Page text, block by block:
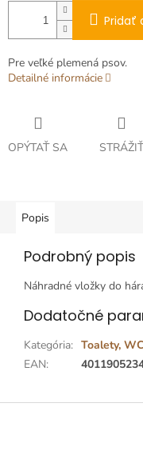
Pridať
Pre veľké plemená psov.
Detailné informácie
OPÝTAŤ SA STRÁŽIŤ
Popis
Podrobný popis
Náhradné vložky do
Dodatočné
Kategória: Toalety,
EAN:
Z